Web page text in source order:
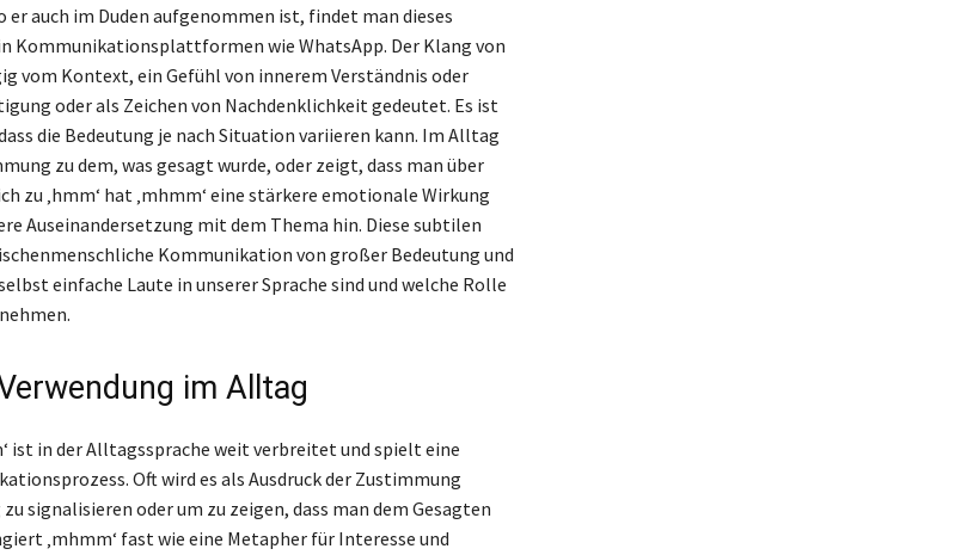
er auch im Duden aufgenommen ist, findet man dieses
Kommunikationsplattformen wie WhatsApp. Der Klang von
vom Kontext, ein Gefühl von innerem Verständnis oder
oder als Zeichen von Nachdenklichkeit gedeutet. Es ist
die Bedeutung je nach Situation variieren kann. Im Alltag
zu dem, was gesagt wurde, oder zeigt, dass man über
zu ‚hmm‘ hat ‚mhmm‘ eine stärkere emotionale Wirkung
Auseinandersetzung mit dem Thema hin. Diese subtilen
Kommunikation von großer Bedeutung und
einfache Laute in unserer Sprache sind und welche Rolle
im Alltag
ist in der Alltagssprache weit verbreitet und spielt eine
Oft wird es als Ausdruck der Zustimmung
signalisieren oder um zu zeigen, dass man dem Gesagten
‚mhmm‘ fast wie eine Metapher für Interesse und